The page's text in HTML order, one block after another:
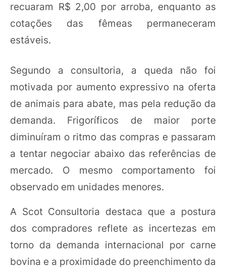
recuaram R$ 2,00 por arroba, enquanto as
cotações das fêmeas permaneceram
estáveis.
Segundo a consultoria, a queda não foi
motivada por aumento expressivo na oferta
de animais para abate, mas pela redução da
demanda. Frigoríficos de maior porte
diminuíram o ritmo das compras e passaram
a tentar negociar abaixo das referências de
mercado. O mesmo comportamento foi
observado em unidades menores.
A Scot Consultoria destaca que a postura
dos compradores reflete as incertezas em
torno da demanda internacional por carne
bovina e a proximidade do preenchimento da